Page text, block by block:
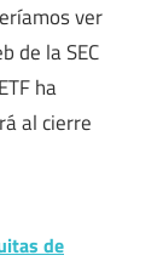
ver
de la SEC
ha
al cierre
de